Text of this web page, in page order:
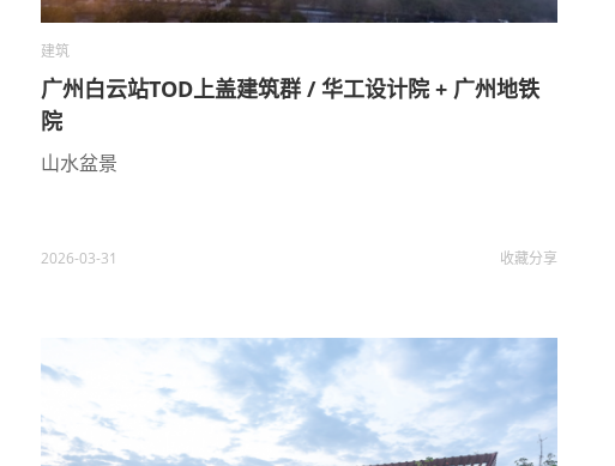
建筑
广州白云站TOD上盖建筑群 / 华工设计院 + 广州地铁
院
山水盆景
2026-03-31 收藏分享